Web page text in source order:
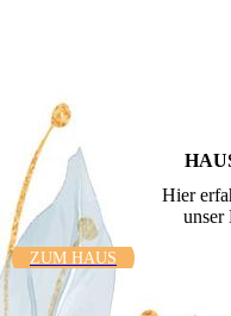
Hier
unser
ZUM HAUS